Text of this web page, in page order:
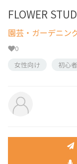
FLOWER
園芸・ガーデニン
0
女性向け
初心